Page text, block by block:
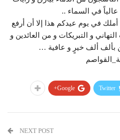
عالياً في السماء ..
أملك في يوم عيدكم هذا إلا أن أرفع
و التبريكات و من العائدين و
بألف ألف خيرٍ و عافية …
Twitter
Google+
NEXT POST